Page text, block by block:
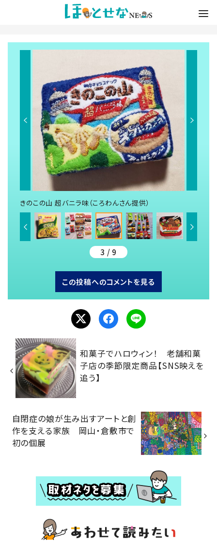
きのこの山 超バニラ味（ころわんさん提供）
3 / 9
この投稿へのコメントを見る
和菓子でハロウィン！ 老舗和菓
子店の季節限定商品【SNS映えを
追う】
自閉症の娘が生み出すアートと創
作を支える家族 岡山・倉敷市で
初の個展